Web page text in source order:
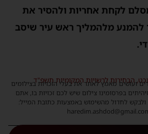
לקחת אחריות ולהסיר את
להמנע מלהמליך ראש עיר שיסב
,הבחירות לרשויות המקומיות תשפ"ד
ועושים מאמץ לאתר את בעלי הזכויות בצילומים
בפרסומינו צילום שיש לכם זכויות בו, אתם
ולבקש לחדול מהשימוש באמצעות כתובת המייל: